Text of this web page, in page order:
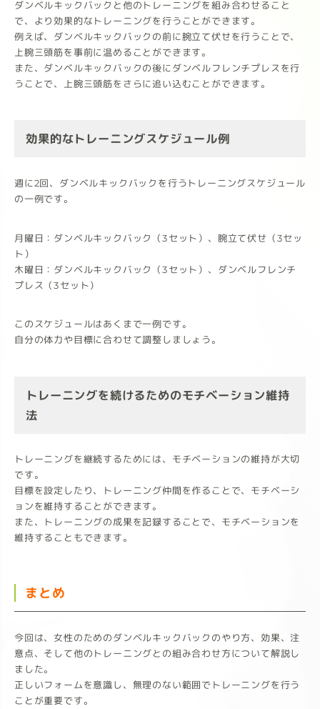
ダンベルキックバックと他のトレーニングを組み合わせること
で、より効果的なトレーニングを行うことができます。
例えば、ダンベルキックバックの前に腕立て伏せを行うことで、
上腕三頭筋を事前に温めることができます。
また、ダンベルキックバックの後にダンベルフレンチプレスを行
うことで、上腕三頭筋をさらに追い込むことができます。
効果的なトレーニングスケジュール例
週に2回、ダンベルキックバックを行うトレーニングスケジュール
の一例です。
月曜日：ダンベルキックバック（3セット）、腕立て伏せ（3セッ
ト）
木曜日：ダンベルキックバック（3セット）、ダンベルフレンチ
プレス（3セット）
このスケジュールはあくまで一例です。
自分の体力や目標に合わせて調整しましょう。
トレーニングを続けるためのモチベーション維持
法
トレーニングを継続するためには、モチベーションの維持が大切
です。
目標を設定したり、トレーニング仲間を作ることで、モチベーシ
ョンを維持することができます。
また、トレーニングの成果を記録することで、モチベーションを
維持することもできます。
まとめ
今回は、女性のためのダンベルキックバックのやり方、効果、注
意点、そして他のトレーニングとの組み合わせ方について解説し
ました。
正しいフォームを意識し、無理のない範囲でトレーニングを行う
ことが重要です。